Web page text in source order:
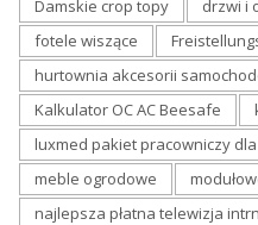
Damskie crop topy
drzwi i
fotele wiszące
hurtownia akcesorii
Kalkulator OC AC Beesafe
luxmed pakiet pracowniczy
meble ogrodowe
najlepsza płatna telewizja